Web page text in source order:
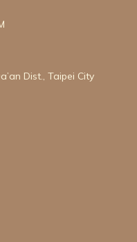
Dist., Taipei City